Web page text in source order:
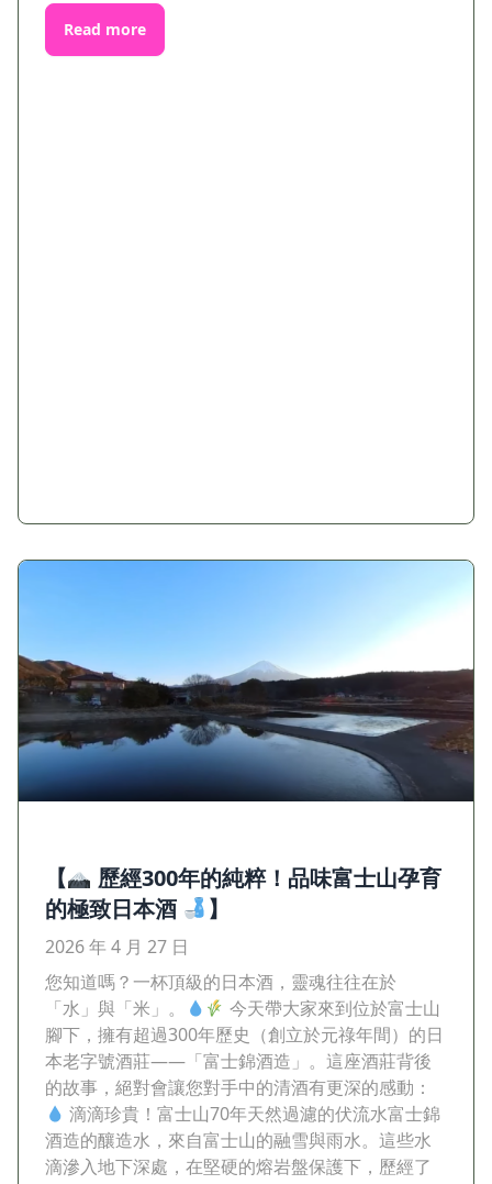
Read more
【
歷經300年的純粹！品味富士山孕育
的極致日本酒
】
2026 年 4 月 27 日
您知道嗎？一杯頂級的日本酒，靈魂往往在於
「水」與「米」。
今天帶大家來到位於富士山
腳下，擁有超過300年歷史（創立於元祿年間）的日
本老字號酒莊——「富士錦酒造」。這座酒莊背後
的故事，絕對會讓您對手中的清酒有更深的感動：
滴滴珍貴！富士山70年天然過濾的伏流水富士錦
酒造的釀造水，來自富士山的融雪與雨水。這些水
滴滲入地下深處，在堅硬的熔岩盤保護下，歷經了